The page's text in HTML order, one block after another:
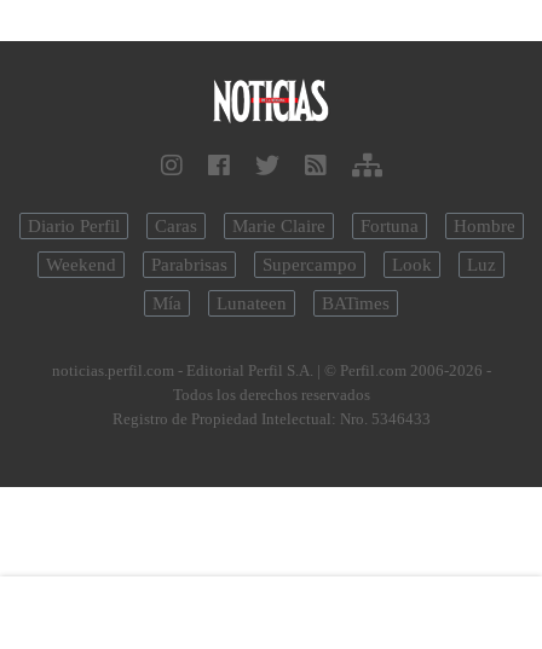
Diario Perfil Caras Marie Claire Fortuna
Hombre
Weekend
Parabrisas Supercampo Look
Luz
Mía
Lunateen BATimes
noticias.perfil.com - Editorial Perfil S.A. | © Perfil.com 2006-2026 -
Todos los derechos reservados
Registro de Propiedad Intelectual: Nro. 5346433